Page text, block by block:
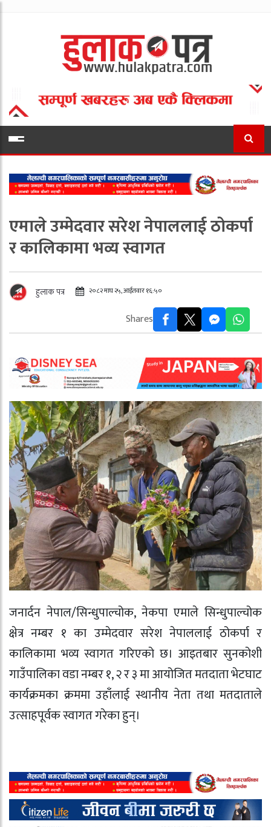
एमाले उम्मेदवार सरेश नेपाललाई ठोकर्पा
र कालिकामा भव्य स्वागत
हुलाक पत्र २०८२ माघ २५, आईतवार १६:५०
Shares
जनार्दन नेपाल/सिन्धुपाल्चोक, नेकपा एमाले सिन्धुपाल्चोक
क्षेत्र नम्बर १ का उम्मेदवार सरेश नेपाललाई ठोकर्पा र
कालिकामा भव्य स्वागत गरिएको छ। आइतबार सुनकोशी
गाउँपालिका वडा नम्बर १, २ र ३ मा आयोजित मतदाता भेटघाट
कार्यक्रमका क्रममा उहाँलाई स्थानीय नेता तथा मतदाताले
उत्साहपूर्वक स्वागत गरेका हुन्।